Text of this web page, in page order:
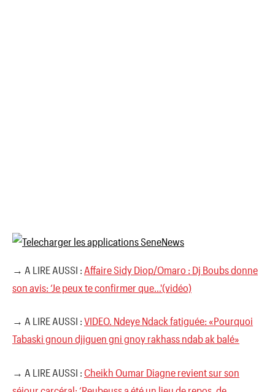
→ A LIRE AUSSI : Affaire Sidy Diop/Omaro : Dj Boubs donne
son avis: ‘Je peux te confirmer que…'(vidéo)
→ A LIRE AUSSI : VIDEO. Ndeye Ndack fatiguée: «Pourquoi
Tabaski gnoun djiguen gni gnoy rakhass ndab ak balé»
→ A LIRE AUSSI : Cheikh Oumar Diagne revient sur son